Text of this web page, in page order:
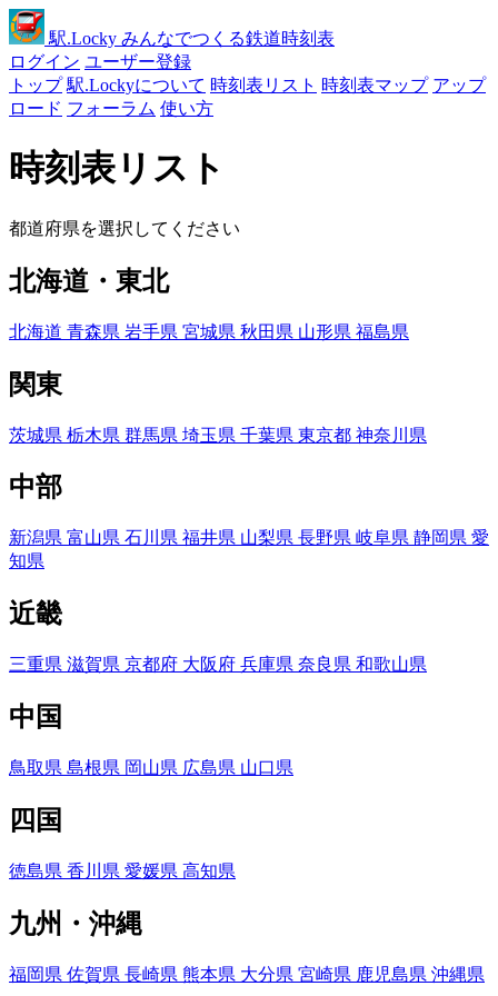
駅.Locky みんなでつくる鉄道時刻表
ログイン ユーザー登録
トップ 駅.Lockyについて 時刻表リスト 時刻表マップ アップ
ロード フォーラム 使い方
時刻表リスト
都道府県を選択してください
北海道・東北
北海道 青森県 岩手県 宮城県 秋田県 山形県 福島県
関東
茨城県 栃木県 群馬県 埼玉県 千葉県 東京都 神奈川県
中部
新潟県 富山県 石川県 福井県 山梨県 長野県 岐阜県 静岡県 愛
知県
近畿
三重県 滋賀県 京都府 大阪府 兵庫県 奈良県 和歌山県
中国
鳥取県 島根県 岡山県 広島県 山口県
四国
徳島県 香川県 愛媛県 高知県
九州・沖縄
福岡県 佐賀県 長崎県 熊本県 大分県 宮崎県 鹿児島県 沖縄県